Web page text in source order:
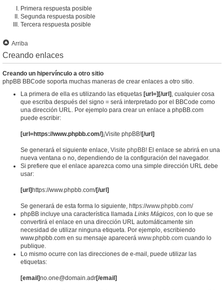
Primera respuesta posible
Segunda respuesta posible
Tercera respuesta posible
Arriba
Creando enlaces
Creando un hipervínculo a otro sitio
phpBB BBCode soporta muchas maneras de crear enlaces a otro sitio.
La primera de ella es utilizando las etiquetas [url=][/url] , cualquier cosa
que escriba después del signo = será interpretado por el BBCode como
una dirección URL. Por ejemplo para crear un enlace a phpBB.com
puede escribir:
[url=https://www.phpbb.com/] ¡Visite phpBB![/url]
Se generará el siguiente enlace, Visite phpBB! El enlace se abrirá en una
nueva ventana o no, dependiendo de la configuración del navegador.
Si prefiere que el enlace aparezca como una simple dirección URL debe
usar:
[url] https://www.phpbb.com/[/url]
Se generará de esta forma lo siguiente, https://www.phpbb.com/
phpBB incluye una característica llamada Links Mágicos, con lo que se
convertirá el enlace en una dirección URL automáticamente sin
necesidad de utilizar ninguna etiqueta. Por ejemplo, escribiendo
www.phpbb.com en su mensaje aparecerá www.phpbb.com cuando lo
publique.
Lo mismo ocurre con las direcciones de e-mail, puede utilizar las
etiquetas:
[email]no.one@domain.adr[/email]